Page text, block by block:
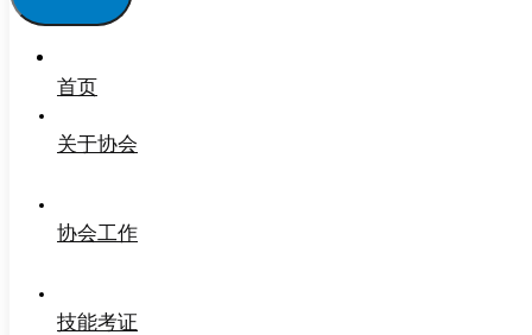
首页
关于协会
协会工作
技能考证